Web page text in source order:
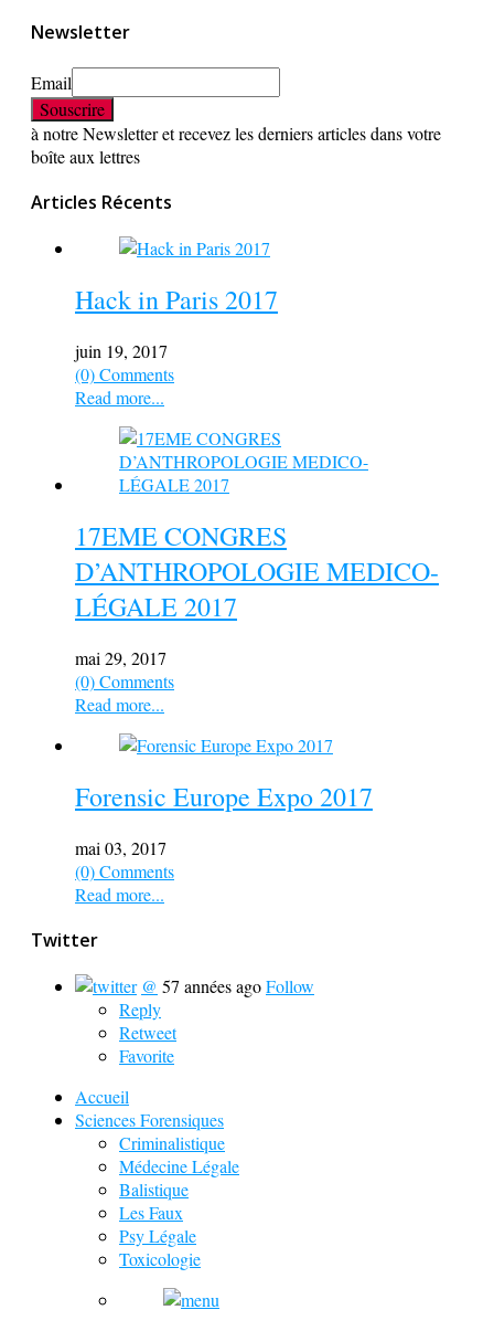
Newsletter
Email
à notre Newsletter et recevez les derniers articles dans votre
boîte aux lettres
Articles Récents
Hack in Paris 2017
juin 19, 2017
(0) Comments
Read more...
17EME CONGRES
D’ANTHROPOLOGIE MEDICO-
LÉGALE 2017
mai 29, 2017
(0) Comments
Read more...
Forensic Europe Expo 2017
mai 03, 2017
(0) Comments
Read more...
Twitter
@ 57 années agoFollow
Reply
Retweet
Favorite
Accueil
Sciences Forensiques
Criminalistique
Médecine Légale
Balistique
Les Faux
Psy Légale
Toxicologie